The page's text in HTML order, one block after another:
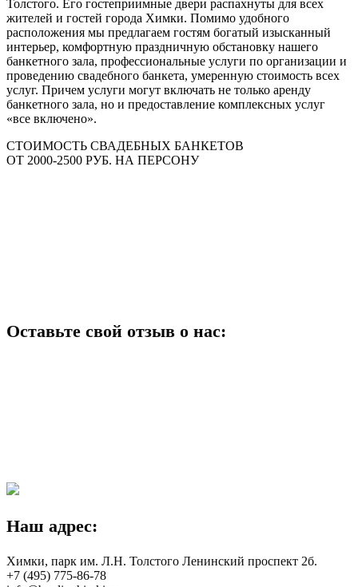
Толстого. Его гостеприимные двери распахнуты для всех
жителей и гостей города Химки. Помимо удобного
расположения мы предлагаем гостям богатый изысканный
интерьер, комфортную праздничную обстановку нашего
банкетного зала, профессиональные услуги по организации и
проведению свадебного банкета, умеренную стоимость всех
услуг. Причем услуги могут включать не только аренду
банкетного зала, но и предоставление комплексных услуг
«все включено».
СТОИМОСТЬ СВАДЕБНЫХ БАНКЕТОВ
ОТ 2000-2500 РУБ. НА ПЕРСОНУ
Оставьте свой отзыв о нас:
Наш адрес:
Химки, парк им. Л.Н. Толстого Ленинский проспект 2б.
+7 (495) 775-86-78